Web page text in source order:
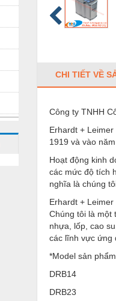
CHI TIẾT VỀ
Công ty TNHH
Erhardt +
1919 và vào
Hoạt động kinh
các mức độ tích
nghĩa là chúng
Erhardt +
Chúng tôi là một
nhựa, lốp, cao
các lĩnh vực ứng
*Model sản
DRB14
DRB23